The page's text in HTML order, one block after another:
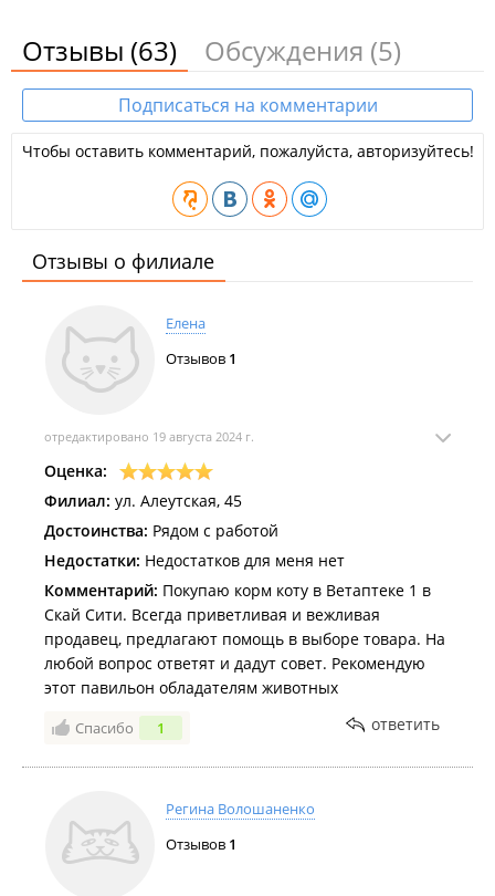
Отзывы (63) Обсуждения (5)
Подписаться на комментарии
Чтобы оставить комментарий, пожалуйста, авторизуйтесь!
Отзывы о филиале
Елена
Отзывов 1
отредактировано 19 августа 2024 г.
Оценка:
Филиал: ул. Алеутская, 45
Достоинства: Рядом с работой
Недостатки: Недостатков для меня нет
Комментарий: Покупаю корм коту в Ветаптеке 1 в
Скай Сити. Всегда приветливая и вежливая
продавец, предлагают помощь в выборе товара. На
любой вопрос ответят и дадут совет. Рекомендую
этот павильон обладателям животных
Спасибо 1 ответить
Регина Волошаненко
Отзывов 1